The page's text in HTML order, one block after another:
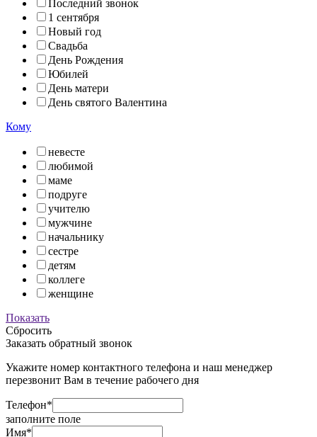
Последний звонок
1 сентября
Новый год
Свадьба
День Рождения
Юбилей
День матери
День святого Валентина
Кому
невесте
любимой
маме
подруге
учителю
мужчине
начальнику
сестре
детям
коллеге
женщине
Показать
Сбросить
Заказать обратный звонок
Укажите номер контактного телефона и наш менеджер
перезвонит Вам в течение рабочего дня
Телефон*
заполните поле
Имя*